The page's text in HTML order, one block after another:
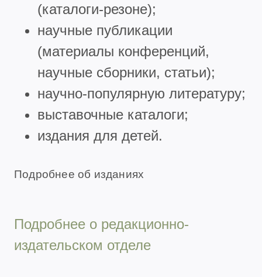
(каталоги-резоне);
научные публикации
(материалы конференций,
научные сборники, статьи);
научно-популярную литературу;
выставочные каталоги;
издания для детей.
Подробнее об изданиях
Подробнее о редакционно-
издательском отделе